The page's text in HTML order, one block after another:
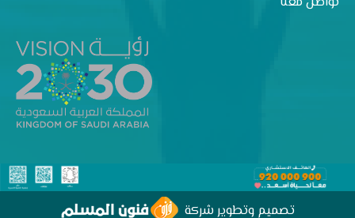
تصميم وتطوير شركة